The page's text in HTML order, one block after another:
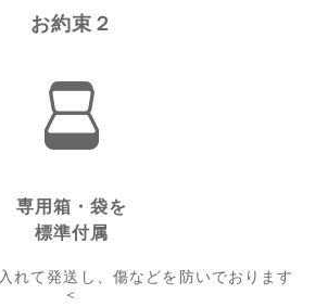
お約束２
専用箱・袋を
標準付属
れて発送し、傷などを防いでおります
<